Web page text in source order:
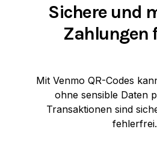
Sichere und
Zahlungen
Mit Venmo QR-Codes
ohne sensible Daten
Transaktionen sind
fehlerfrei.